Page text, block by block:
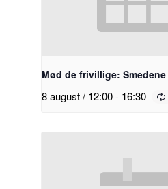
Mød de frivillige: Smedene
8 august / 12:00- 16:30